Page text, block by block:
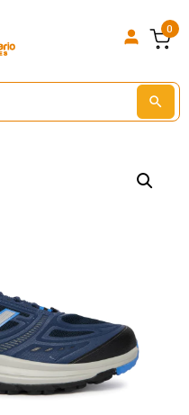
0
Search